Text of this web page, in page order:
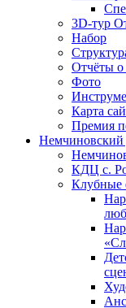
3D-тур
Набор
Отчёты о
Фото
Карта
Премия
Немчиновский
КДЦ с.
Клубные